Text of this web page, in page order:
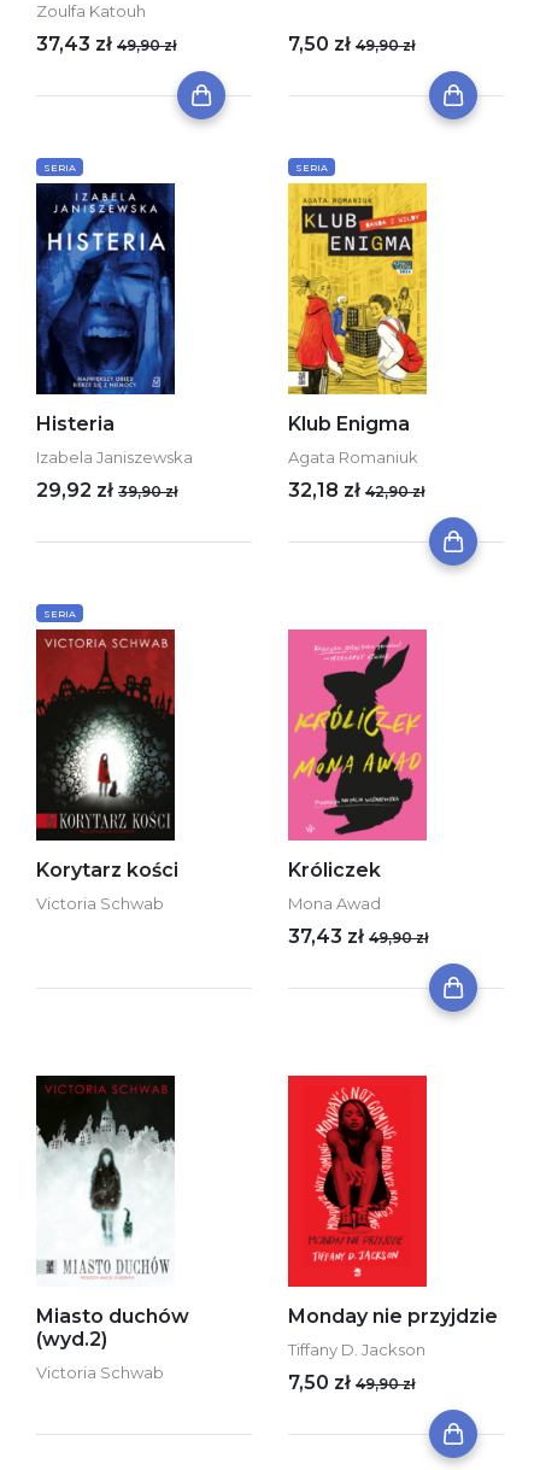
Zoulfa Katouh
37,43 zł 49,90 zł 7,50 zł 49,90 zł
SERIA
Histeria
Izabela Janiszewska
29,92 zł 39,90 zł
SERIA
Klub Enigma
Agata Romaniuk
32,18 zł 42,90 zł
SERIA
Korytarz kości
Victoria Schwab
Króliczek
Mona Awad
37,43 zł 49,90 zł
Miasto duchów
(wyd.2)
Victoria Schwab
Monday nie przyjdzie
Tiffany D. Jackson
7,50 zł 49,90 zł